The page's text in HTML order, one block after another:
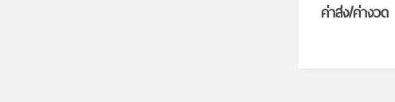
ค่าส่ง/ค่างวด